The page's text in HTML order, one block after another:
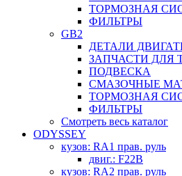
ТОРМОЗНАЯ
ФИЛЬТРЫ
GB2
ДЕТАЛИ
ЗАПЧАСТИ ДЛЯ
ПОДВЕСКА
СМАЗОЧНЫЕ
ТОРМОЗНАЯ
ФИЛЬТРЫ
Смотреть весь каталог
ODYSSEY
кузов: RA1 прав. руль
двиг.: F22B
кузов: RA2 прав. руль